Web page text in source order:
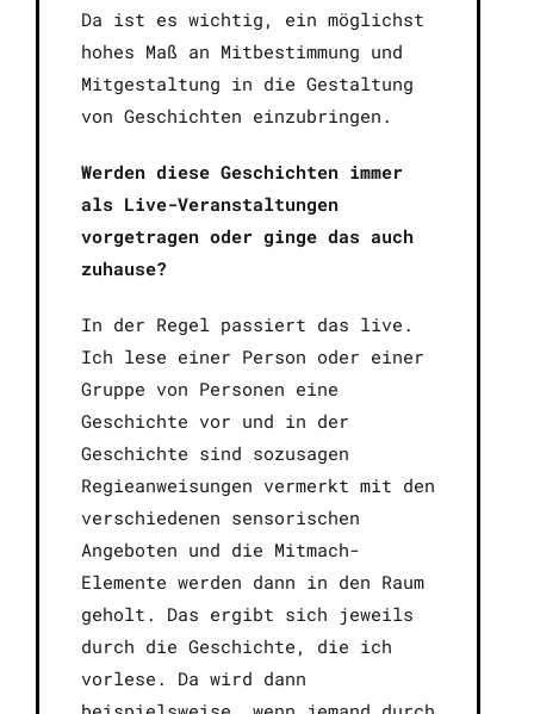
Da ist es wichtig, ein möglichst
hohes Maß an Mitbestimmung und
Mitgestaltung in die Gestaltung
von Geschichten einzubringen.
Werden diese Geschichten immer
als Live-Veranstaltungen
vorgetragen oder ginge das auch
zuhause?
In der Regel passiert das live.
Ich lese einer Person oder einer
Gruppe von Personen eine
Geschichte vor und in der
Geschichte sind sozusagen
Regieanweisungen vermerkt mit den
verschiedenen sensorischen
Angeboten und die Mitmach-
Elemente werden dann in den Raum
geholt. Das ergibt sich jeweils
durch die Geschichte, die ich
vorlese. Da wird dann